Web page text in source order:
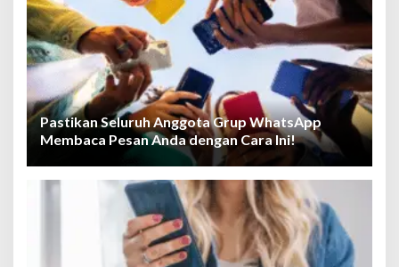
Pastikan Seluruh Anggota Grup WhatsApp
Membaca Pesan Anda dengan Cara Ini!